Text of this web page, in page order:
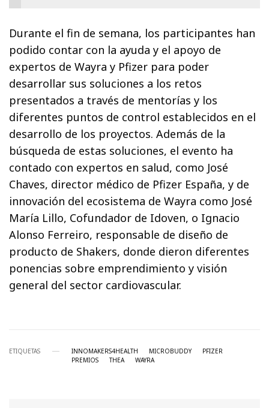
Durante el fin de semana, los participantes han
podido contar con la ayuda y el apoyo de
expertos de Wayra y Pfizer para poder
desarrollar sus soluciones a los retos
presentados a través de mentorías y los
diferentes puntos de control establecidos en el
desarrollo de los proyectos. Además de la
búsqueda de estas soluciones, el evento ha
contado con expertos en salud, como José
Chaves, director médico de Pfizer España, y de
innovación del ecosistema de Wayra como José
María Lillo, Cofundador de Idoven, o Ignacio
Alonso Ferreiro, responsable de diseño de
producto de Shakers, donde dieron diferentes
ponencias sobre emprendimiento y visión
general del sector cardiovascular.
ETIQUETAS INNOMAKERS4HEALTH MICROBUDDY
PFIZER
PREMIOS
THEA WAYRA